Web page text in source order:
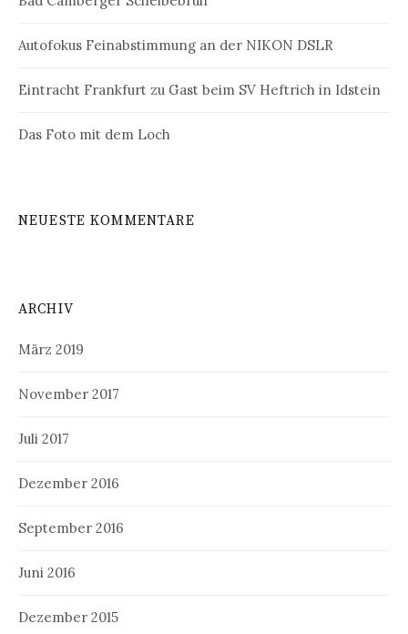
i
g
a
i
h
Autofokus Feinabstimmung an der NIKON DSLR
Eintracht Frankfurt zu Gast beim SV Heftrich in Idstein
Das Foto mit dem Loch
NEUESTE KOMMENTARE
ARCHIV
März 2019
November 2017
Juli 2017
Dezember 2016
September 2016
Juni 2016
Dezember 2015